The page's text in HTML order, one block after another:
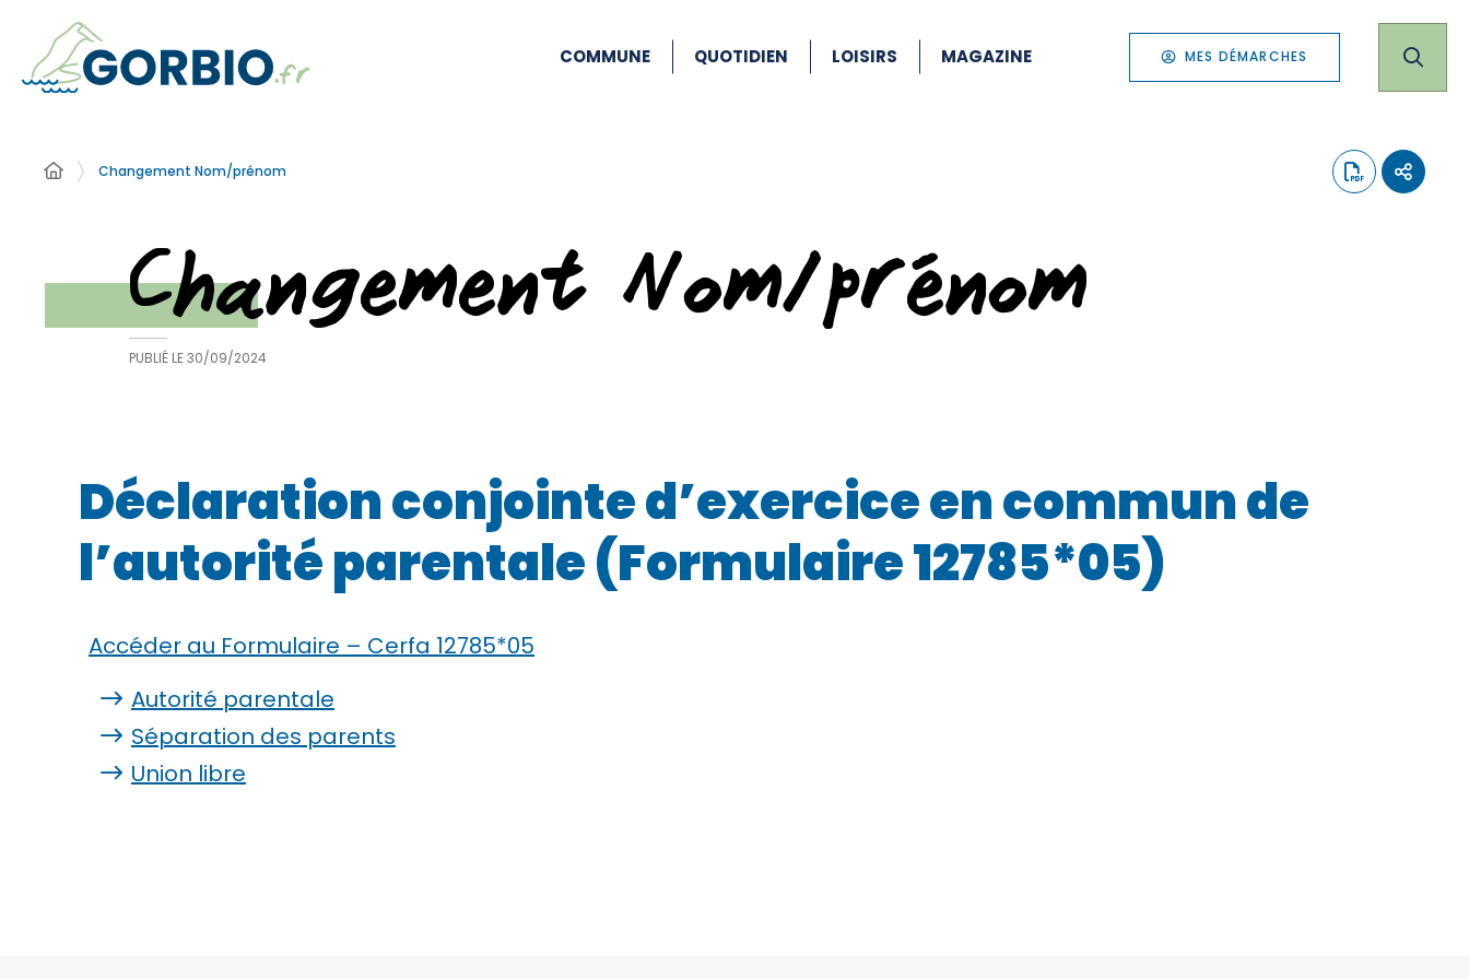
COMMUNE QUOTIDIEN LOISIRS MAGAZINE MES DÉMARCHES
Changement Nom/prénom
Changement Nom/prénom
PUBLIÉ LE30/09/2024
Déclaration conjointe d’exercice en commun de
l’autorité parentale (Formulaire 12785*05)
Accéder au Formulaire – Cerfa 12785*05
Autorité parentale
Séparation des parents
Union libre